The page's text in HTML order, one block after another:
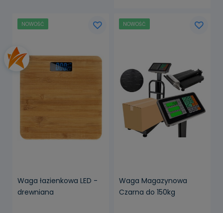
Waga łazienkowa LED -
drewniana
NOWOŚĆ
Waga Magazynowa
Czarna do 150kg
NOWOŚĆ